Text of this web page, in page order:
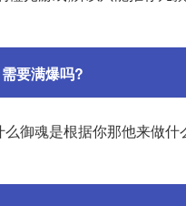
要满爆吗?
御魂是根据你那他来做